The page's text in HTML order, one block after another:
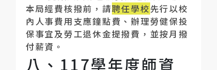
本局經費核撥前，請聘任學校先行以校
內人事費用支應鐘點費、辦理勞健保投
保事宜及勞工退休金提撥費，並按月撥
付薪資。
八、117學年度師資